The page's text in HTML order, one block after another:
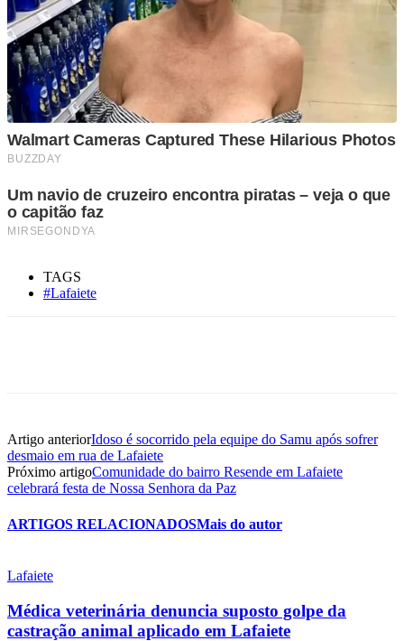
TAGS
#Lafaiete
Artigo anteriorIdoso é socorrido pela equipe do Samu após sofrer
desmaio em rua de Lafaiete
Próximo artigoComunidade do bairro Resende em Lafaiete
celebrará festa de Nossa Senhora da Paz
ARTIGOS RELACIONADOSMais do autor
Lafaiete
Médica veterinária denuncia suposto golpe da
castração animal aplicado em Lafaiete